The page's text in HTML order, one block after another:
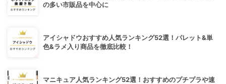
の多い市販品を中心に
アイシャドウおすすめ人気ランキング52選！パレット&単
色&ラメ入り商品を徹底比較！
マニキュア人気ランキング52選！おすすめのプチプラや速